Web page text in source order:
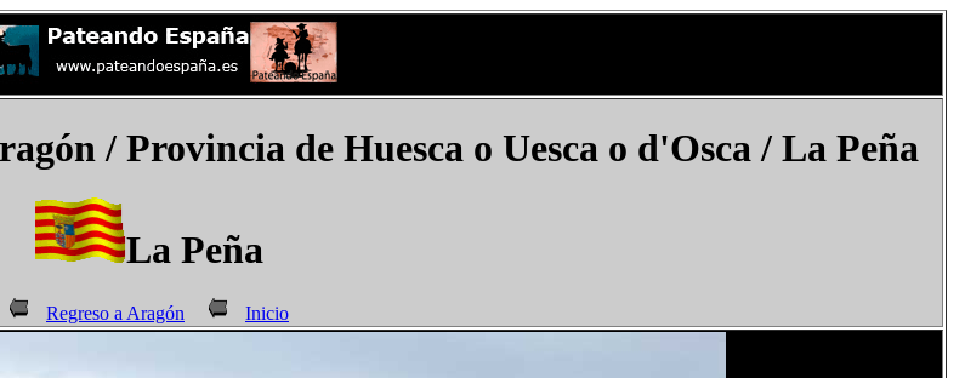
/ Provincia de Huesca o Uesca o d'Osca/ La Peña
La Peña
Regreso a Aragón Inicio